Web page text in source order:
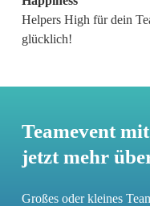
Helpers High für dein
glücklich!
Teamevent
jetzt mehr
Großes oder kleines